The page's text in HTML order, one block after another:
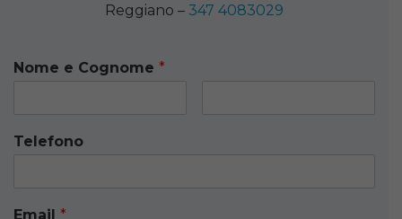
Reggiano – 347 4083029
Nome e Cognome *
Telefono
Email *